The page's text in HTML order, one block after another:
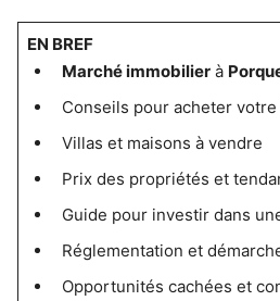
EN BREF
Marché immobilierà
Conseils pour acheter votre
Villas et maisons à vendre
Prix des propriétés et
Guide pour investir dans
Réglementation et
Opportunités cachées et